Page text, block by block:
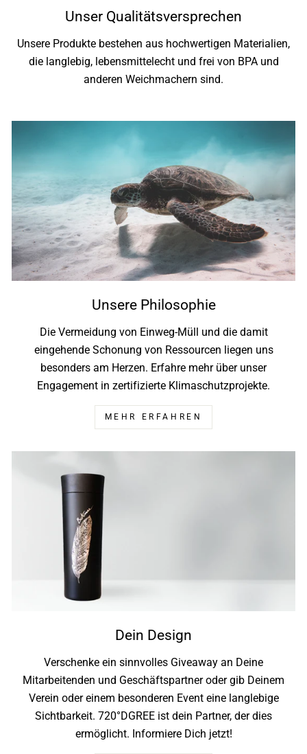
Unser Qualitätsversprechen
Unsere Produkte bestehen aus hochwertigen Materialien,
die langlebig, lebensmittelecht und frei von BPA und
anderen Weichmachern sind.
Unsere Philosophie
Die Vermeidung von Einweg-Müll und die damit
eingehende Schonung von Ressourcen liegen uns
besonders am Herzen. Erfahre mehr über unser
Engagement in zertifizierte Klimaschutzprojekte.
MEHR ERFAHREN
Dein Design
Verschenke ein sinnvolles Giveaway an Deine
Mitarbeitenden und Geschäftspartner oder gib Deinem
Verein oder einem besonderen Event eine langlebige
Sichtbarkeit. 720°DGREE ist dein Partner, der dies
ermöglicht. Informiere Dich jetzt!